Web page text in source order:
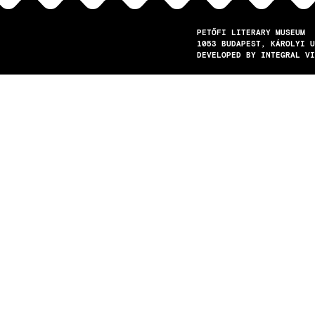
PETŐFI LITERARY MUSEUM
1053
BUDAPEST
KÁROLYI
DEVELOPED BY INTEGRAL